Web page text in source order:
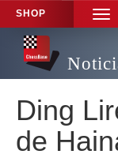
SHOP
Ding
de